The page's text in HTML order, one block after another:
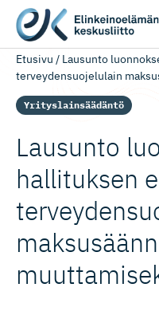
Etusivu / Lausunto
terveydensuojelulain
Yrityslainsäädäntö
Lausunto
hallituksen